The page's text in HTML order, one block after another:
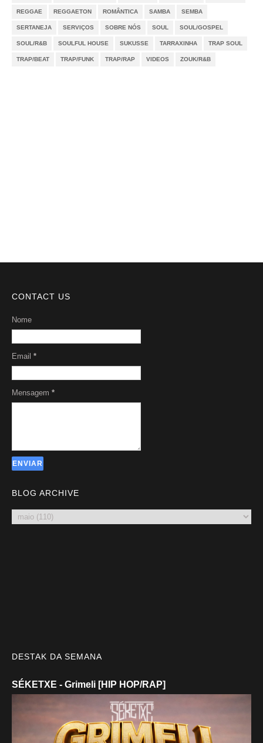
REGGAE REGGAETON ROMÂNTICA SAMBA SEMBA
SERTANEJA SERVIÇOS SOBRE NÓS SOUL SOUL/GOSPEL
SOUL/R&B SOULFUL HOUSE SUKUSSE TARRAXINHA TRAP SOUL
TRAP/BEAT TRAP/FUNK TRAP/RAP VIDEOS ZOUK/R&B
CONTACT US
Nome
Email *
Mensagem *
BLOG ARCHIVE
DESTAK DA SEMANA
SÉKETXE - Grimeli [HIP HOP/RAP]